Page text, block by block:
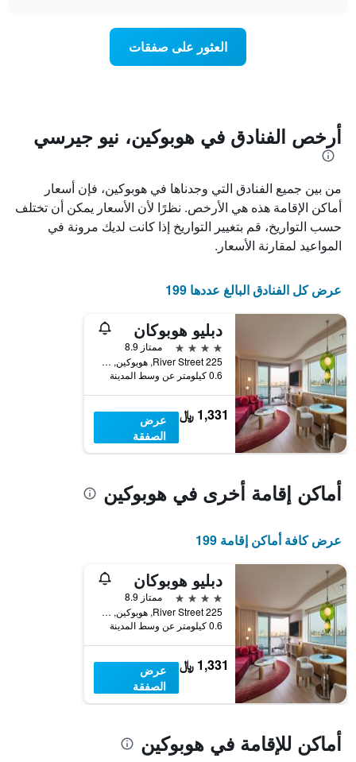
محور
X
يعرض
عدد
الأيام
قبل
الإقامة
التالي
محور
Y
الذي
يعرض
متوسط
سعر
غرفة
العثور على صفقات
أرخص الفنادق في هوبوكين، نيو جيرسي
من بين جميع الفنادق التي وجدناها في هوبوكين، فإن أسعار
أماكن الإقامة هذه هي الأرخص. نظرًا لأن الأسعار يمكن أن تختلف
حسب التواريخ، قم بتغيير التواريخ إذا كانت لديك مرونة في
المواعيد لمقارنة الأسعار.
عرض كل الفنادق البالغ عددها 199
دبليو هوبوكان
4 نجوم
ممتاز 8.9
225 River Street, هوبوكين, NJ, الولايات المتحدة الأميريكية
0.6 كيلومتر عن وسط المدينة
1,331 ﷼
عرض
الصفقة
أماكن إقامة أخرى في هوبوكين
عرض كافة أماكن إقامة 199
دبليو هوبوكان
4 نجوم
ممتاز 8.9
225 River Street, هوبوكين, NJ, الولايات المتحدة الأميريكية
0.6 كيلومتر عن وسط المدينة
1,331 ﷼
عرض
الصفقة
أماكن للإقامة في هوبوكين